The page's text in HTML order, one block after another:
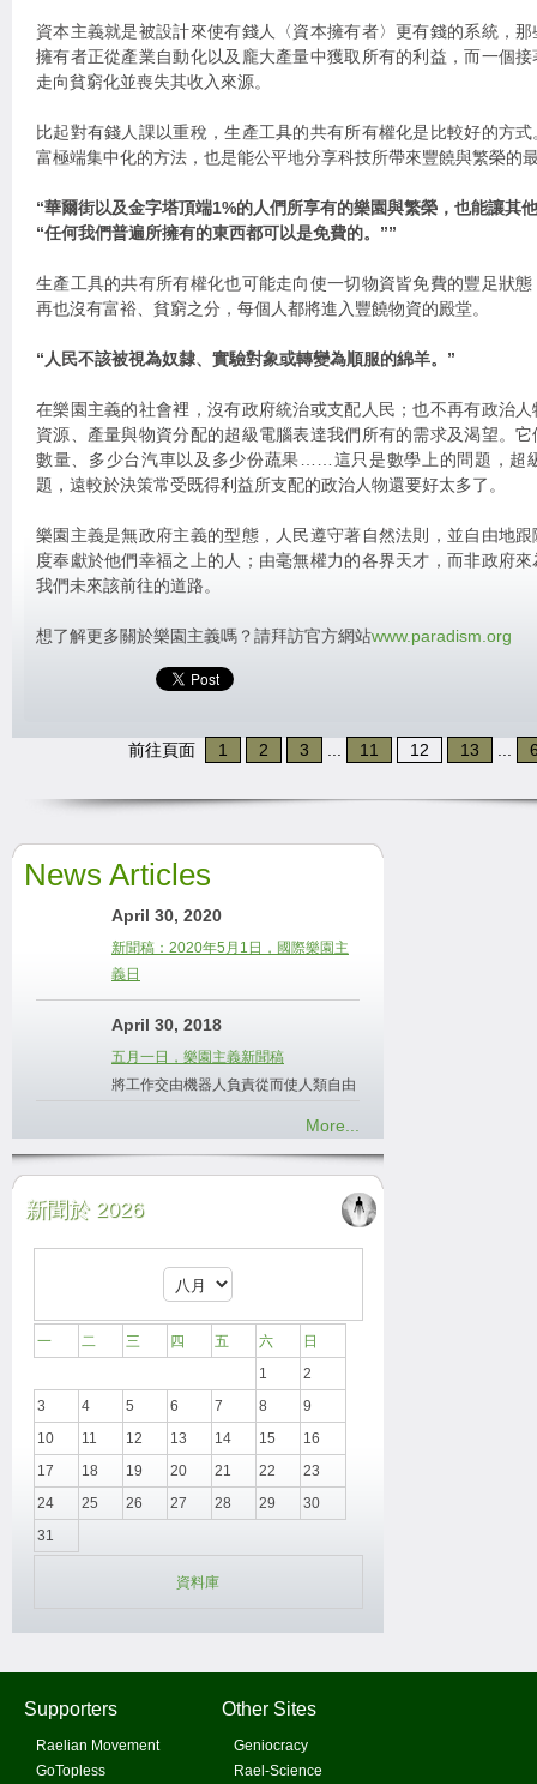
資本主義就是被設計來使有錢人〈資本擁有者〉更有錢的系統，
擁有者正從產業自動化以及龐大產量中獲取所有的利益，而一個
走向貧窮化並喪失其收入來源。
比起對有錢人課以重稅，生產工具的共有所有權化是比較好的方
富極端集中化的方法，也是能公平地分享科技所帶來豐饒與繁榮的
“華爾街以及金字塔頂端1%的人們所享有的樂園與繁榮，也能讓其
“任何我們普遍所擁有的東西都可以是免費的。””
生產工具的共有所有權化也可能走向使一切物資皆免費的豐足狀
再也沒有富裕、貧窮之分，每個人都將進入豐饒物資的殿堂。
“人民不該被視為奴隸、實驗對象或轉變為順服的綿羊。”
在樂園主義的社會裡，沒有政府統治或支配人民；也不再有政治
資源、產量與物資分配的超級電腦表達我們所有的需求及渴望。
數量、多少台汽車以及多少份蔬果……這只是數學上的問題，超
題，遠較於決策常受既得利益所支配的政治人物還要好太多了。
樂園主義是無政府主義的型態，人民遵守著自然法則，並自由地
度奉獻於他們幸福之上的人；由毫無權力的各界天才，而非政府
我們未來該前往的道路。
想了解更多關於樂園主義嗎？請拜訪官方網站www.paradism.org
前往頁面 1 2 3 11 12 13
News Articles
April 30, 2020
新聞稿：2020年5月1日，國際樂園主
義日
April 30, 2018
五月一日，樂園主義新聞稿
將工作交由機器人負責從而使人類自由
More...
新聞於 2026
一 二 三 四 五 六
日
1
2
3
4 5 6 7 8
9
10
11 12 13 14 15
16
17
18 19 20 21 22
23
24
25 26 27 28 29
30
31
資料庫
Supporters
Raelian Movement
GoTopless
Other Sites
Geniocracy
Rael-Science